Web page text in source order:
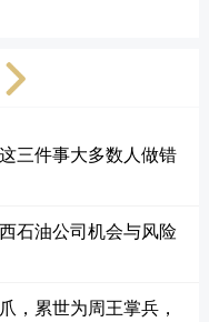
三件事大多数人做错
石油公司机会与风险
，累世为周王掌兵，